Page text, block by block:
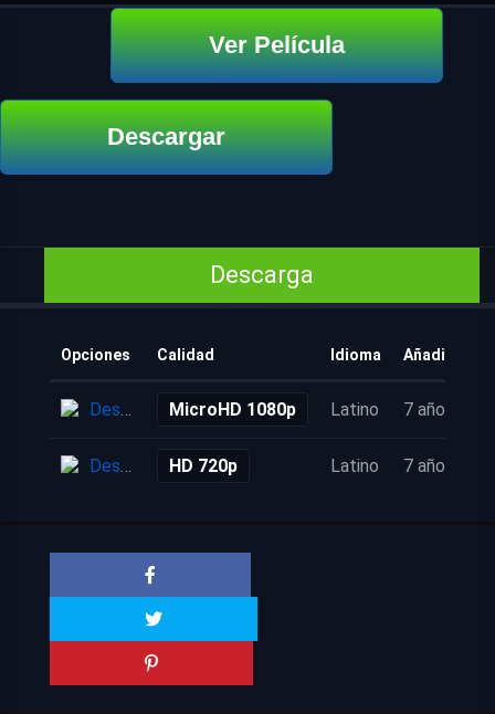
Ver Película
Descargar
Descarga
Opciones Calidad Idioma Añadido
Descarga MicroHD 1080p Latino 7 años
Descarga HD 720p Latino 7 años